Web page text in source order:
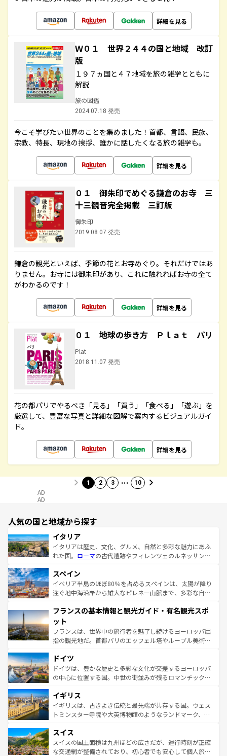
詳細を見る
Ｗ０１ 世界２４４の国と地域 改訂
版
１９７ヵ国と４７地域を旅の雑学とともに
解説
旅の図鑑
2024.07.18 発売
今こそ学びたい世界のことを集めました！首都、言語、民族、
宗教、特長、現地の挨拶、誰かに話したくなる旅の雑学も。
詳細を見る
０１ 御朱印でめぐる鎌倉のお寺 三
十三観音完全掲載 三訂版
御朱印
2019.08.07 発売
鎌倉の観光といえば、季節の花とお寺めぐり。それだけではあ
りません。お寺には御朱印があり、これに触れればお寺の全て
がわかるのです！
詳細を見る
０１ 地球の歩き方 Ｐｌａｔ パリ
Plat
2018.11.07 発売
花の都パリでやるべき「見る」「買う」「食べる」「遊ぶ」を
厳選して、豊富な写真と詳細な図解で案内するビジュアルガイ
ド。
詳細を見る
1 2 3 … 10
AD
AD
人気の国と地域から探す
イタリア
イタリアは歴史、文化、グルメ、自然と多彩な魅力にあふ
れた国。 ローマの古代遺跡やフィレンツェのルネッサンス
ろん、トスカーナの美しい田園風景やアマルフィ海岸の絶
景など、自然景観も見逃せない。観光の合間には、本場の
ピザやパスタなど、絶品のイタリア料理を堪能することも
ませてくれるイタリアで、忘れられない旅をしてみよう！
なお、新着のイタリア情報は
しい。
スペイン
イベリア半島のほぼ80％を占めるスペインは、太陽が降り
注ぐ地中海沿岸から雄大なピレネー山脈まで、多彩な自然
文化が根付くこの国では、情熱的なフラメンコ、熱気あふ
れる闘牛、そして美味しいタパスが生活の一部となってい
る。首都マドリードの洗練された雰囲気や、バルセロナの
アートに溢れた街角から、地方では古代ローマ遺跡や中世
せる。地方によって風土や気候が異なるスペインはその個
性で訪れる人を魅了する。 なお、新着のスペイン情報は コ
ンテンツ一覧を参照してほしい。
フランスの基本情報と観光ガイド・有名観光スポ
ット
フランスは、世界中の旅行者を魅了し続けるヨーロッパ屈
指の観光地だ。首都パリのエッフェル塔やルーブル美術館
で、幅広い魅力が詰まっている。華麗な宮殿、歴史的な大
聖堂、美しいビーチ、そして豊かな自然が、訪れる者を心
から魅了する。また、フランスは美食の国としても知ら
いる。シャンパンの発祥地であるランス、プロヴァンスの
香り高いラベンダー畑など、多彩な楽しみ方が可能だ。さ
らに、パリ以外の地域にも魅力が溢れており、どの街角に
れる地方に足を運ぶとそれぞれで全く異なる文化を体験で
きるだろう。 なお、新着のフランス情報はコンテンツ一覧
を参照してほしい。
ドイツ
ドイツは、豊かな歴史と多彩な文化が交差するヨーロッパ
の中心に位置する国。中世の街並みが残るロマンチック街
顔を持つこの国は、どこを歩いても飽きることがない。ベ
ルリンの文化的活気、バイエルン州のアルプスの絶景、そ
してライン川沿いのワイン畑といった風景は必見。ビール
は、お酒好きな人にはぜひ体験してほしい。 なお、新着の
ドイツ情報はコンテンツ一覧を参照してほしい。
イギリス
イギリスは、古きよき伝統と最先端が共存する国。ウェス
トミンスター寺院や大英博物館のようなランドマーク、歴
リアごとに異なる魅力がある。また、優雅なアフタヌーン
ティー、ビール好きにはたまらない英国パブ、サッカー観
戦など、本場だからこそできる体験も豊富。イギリスを旅
スイス
スイスの国土面積は九州ほどの広さだが、運行時刻が正確
な交通網が整備されており、初心者でも安心して個人旅行